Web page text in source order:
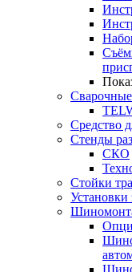
Средство
Стенды
СКО
Стойки
Установки